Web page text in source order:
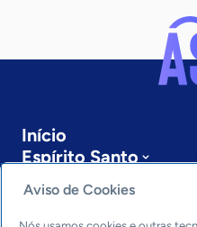
Início
Espírito Santo
Sobre a ASN
Últimas notícias
Entre em contato
Aviso de Cookies